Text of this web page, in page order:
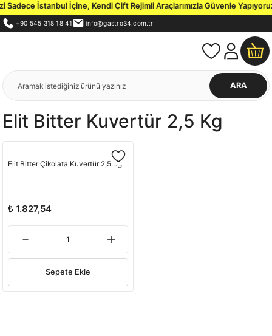
İstanbul İçine, Kendi Çift Rejimli Araçlarımızla Güvenle Yapıyoruz.
+90 545 318 18 41 info@gastro34.com.tr
ARA
Elit Bitter Kuvertür 2,5 Kg
Elit Bitter Çikolata Kuvertür 2,5 Kg
₺ 1.827,54
Sepete Ekle